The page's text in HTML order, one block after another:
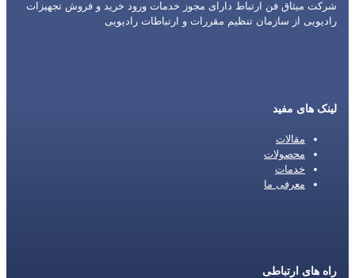
شرکت میثاق فن ارتباط دارای مجوز خدمات ورود خرید و فروش تجهیزات
رادیویی از سازمان تنظیم مقررات و ارتباطات رادیویی
لینک های مفید
مقالات
محصولات
خدمات
معرفی ما
راه های ارتباطی